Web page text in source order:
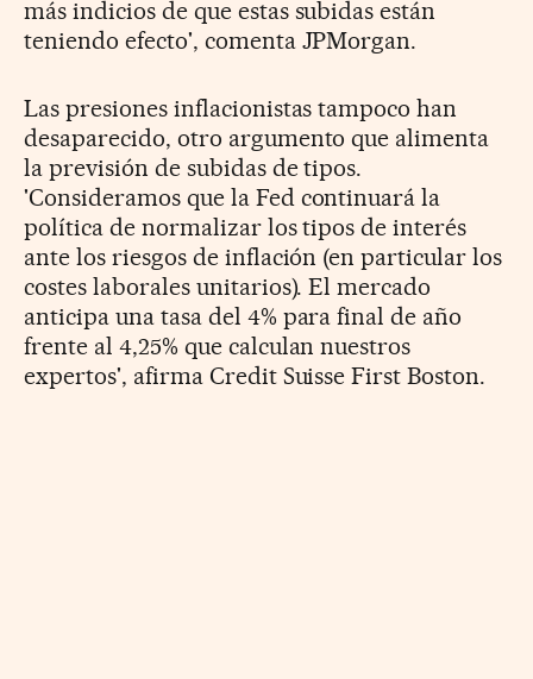
más indicios de que estas subidas están
teniendo efecto', comenta JPMorgan.
Las presiones inflacionistas tampoco han
desaparecido, otro argumento que alimenta
la previsión de subidas de tipos.
'Consideramos que la Fed continuará la
política de normalizar los tipos de interés
ante los riesgos de inflación (en particular los
costes laborales unitarios). El mercado
anticipa una tasa del 4% para final de año
frente al 4,25% que calculan nuestros
expertos', afirma Credit Suisse First Boston.